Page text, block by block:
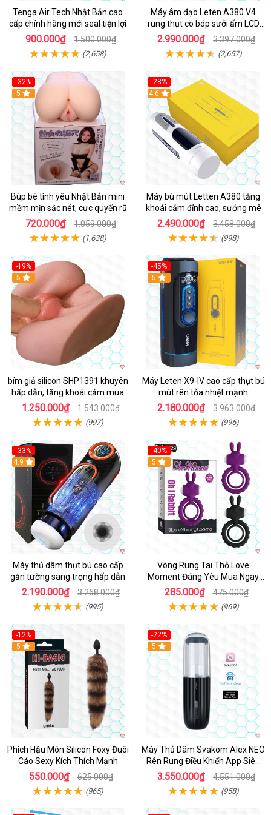
Tenga Air Tech Nhật Bản cao
cấp chính hãng mới seal tiện lợi
900.000₫ 1.500.000₫
(2,658)
Máy âm đạo Leten A380 V4
rung thụt co bóp sưởi ấm LCD
đẹp
2.990.000₫ 3.397.000₫
(2,657)
-32%
Hot
5
Búp bê tình yêu Nhật Bản mini
mềm mịn sắc nét, cực quyến rũ
720.000₫ 1.059.000₫
(1,638)
-28%
Hot
4.6
Máy bú mút Letten A380 tăng
khoái cảm đỉnh cao, sướng mê
2.490.000₫ 3.458.000₫
(998)
-19%
Hot
5
bím giả silicon SHP1391 khuyên
hấp dẫn, tăng khoái cảm mua
ngay
1.250.000₫ 1.543.000₫
(997)
-45%
Hot
5
Máy Leten X9-IV cao cấp thụt bú
mút rên tỏa nhiệt mạnh
2.180.000₫ 3.963.000₫
(996)
-33%
Hot
4.9
Máy thủ dâm thụt bú cao cấp
gắn tường sang trọng hấp dẫn
2.190.000₫ 3.268.000₫
(995)
-40%
5
Vòng Rung Tai Thỏ Love
Moment Đáng Yêu Mua Ngay
Giá Tốt
285.000₫ 475.000₫
(969)
-12%
Hot
5
Phích Hậu Môn Silicon Foxy Đuôi
Cáo Sexy Kích Thích Mạnh
550.000₫ 625.000₫
(965)
-22%
5
Máy Thủ Dâm Svakom Alex NEO
Rên Rung Điều Khiển App Siêu
Phê
3.550.000₫ 4.551.000₫
(958)